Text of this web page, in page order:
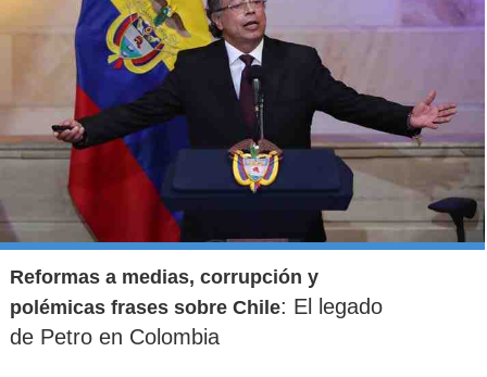
Reformas a medias, corrupción y
polémicas frases sobre Chile: El legado
de Petro en Colombia